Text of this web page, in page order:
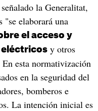
la Generalitat,
"se elaborará una
el acceso y
eléctricosy otros
esta normativización
en la seguridad del
bomberos e
La intención inicial es